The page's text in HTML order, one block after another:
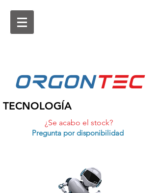
ORGONtEc
TECNOLOGÍA
¿Se acabo el stock?
Pregunta por disponibilidad